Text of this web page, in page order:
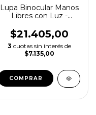
Lupa Binocular Manos
Libres con Luz -
$21.405,00
3 cuotas sin interés de
$7.135,00